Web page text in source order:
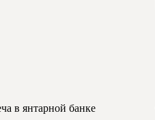
в янтарной банке